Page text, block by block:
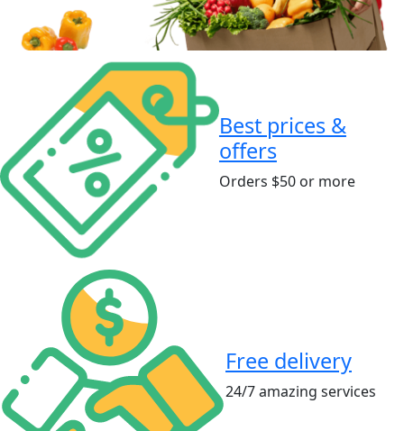
Best prices &
offers
Orders $50 or more
Free delivery
24/7 amazing services